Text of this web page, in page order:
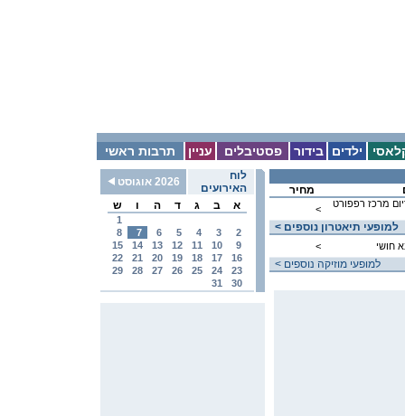
תרבות ראשי עניין פסטיבלים בידור ילדים
לוח
האירועים
2026 אוגוסט
א
ב ג ד ה ו ש
1
2
3
4
5
6
7
8
9
10
11
12
13
14
15
16
17
18
19
20
21
22
23
24
25
26
27
28
29
30
31
מחיר
< מרכז רפפורט
< למופעי תיאטרון נוספים
< חושי
< למופעי מוזיקה נוספים